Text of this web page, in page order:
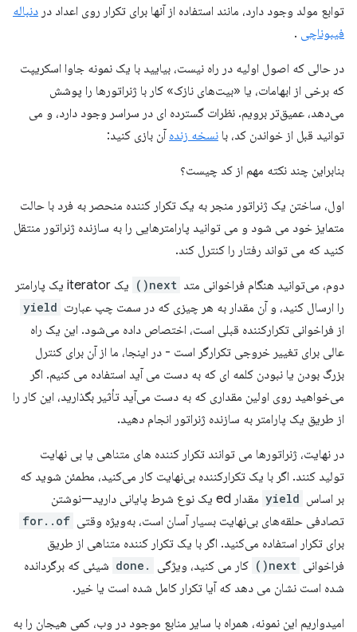
توابع مولد وجود دارد، مانند استفاده از آنها برای تکرار روی اعداد در دنباله
فیبوناچی .
در حالی که اصول اولیه در راه نیست، بیایید با یک نمونه جاوا اسکریپت
که برخی از ابهامات، یا «بیت‌های نازک» کار با ژنراتورها را پوشش
می‌دهد، عمیق‌تر برویم. نظرات گسترده ای در سراسر وجود دارد، و می
توانید قبل از خواندن کد، با نسخه زنده آن بازی کنید:
بنابراین چند نکته مهم از کد چیست؟
اول، ساختن یک ژنراتور منجر به یک تکرار کننده منحصر به فرد با حالت
متمایز خود می شود و می توانید پارامترهایی را به سازنده ژنراتور منتقل
کنید که می تواند رفتار را کنترل کند.
دوم، می‌توانید هنگام فراخوانی متد next()
یک iterator یک پارامتر
را ارسال کنید، و آن مقدار به هر چیزی که در سمت چپ عبارت yield
از فراخوانی تکرارکننده قبلی است، اختصاص داده می‌شود. این یک راه
عالی برای تغییر خروجی تکرارگر است - در اینجا، ما از آن برای کنترل
بزرگ بودن یا نبودن کلمه ای که به دست می آید استفاده می کنیم. اگر
می‌خواهید روی اولین مقداری که به دست می‌آید تأثیر بگذارید، این کار را
از طریق یک پارامتر به سازنده ژنراتور انجام دهید.
در نهایت، ژنراتورها می توانند تکرار کننده های متناهی یا بی نهایت
تولید کنند. اگر با یک تکرارکننده بی‌نهایت کار می‌کنید، مطمئن شوید که
بر اساس yield
مقدار ed یک نوع شرط پایانی دارید—نوشتن
تصادفی حلقه‌های بی‌نهایت بسیار آسان است، به‌ویژه وقتی for..of
برای تکرار استفاده می‌کنید. اگر با یک تکرار کننده متناهی از طریق
فراخوانی next() کار می کنید، ویژگی .done
شیئی که برگردانده
شده است نشان می دهد که آیا تکرار کامل شده است یا خیر.
امیدواریم این نمونه، همراه با سایر منابع موجود در وب، کمی هیجان را به